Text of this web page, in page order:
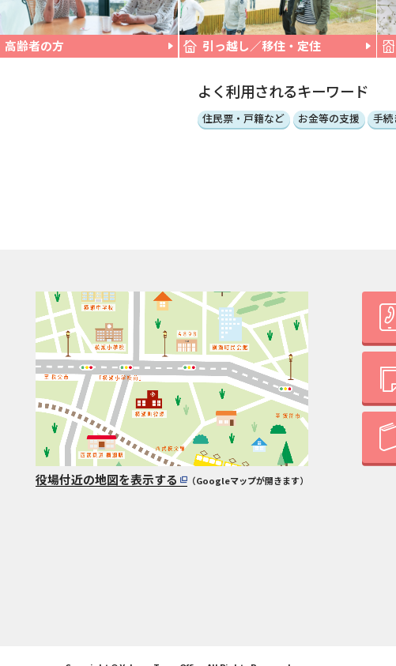
高齢者の方 引っ越し／移住・定住
よく利用されるキーワード
住民票・戸籍など お金等の支援 手続
役場付近の地図を表示する （Googleマップが開きます）